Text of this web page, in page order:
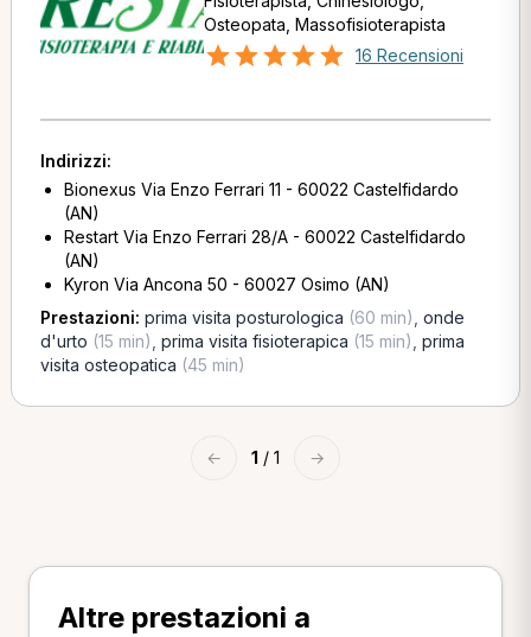
Osteopata, Massofisioterapista
16 Recensioni
Indirizzi:
Bionexus Via Enzo Ferrari 11 - 60022 Castelfidardo
(AN)
Restart Via Enzo Ferrari 28/A - 60022 Castelfidardo
(AN)
Kyron Via Ancona 50 - 60027 Osimo (AN)
Prestazioni: prima visita posturologica (60 min) onde
d'urto (15 min) prima visita fisioterapica (15 min) prima
visita osteopatica (45 min)
← 1 / 1 →
Altre prestazioni a